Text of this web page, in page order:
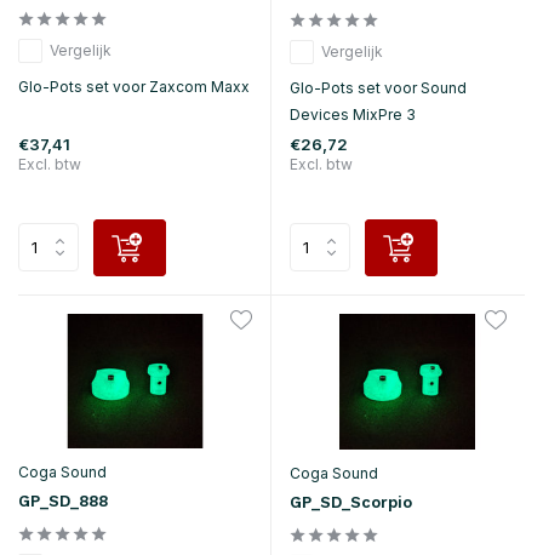
Vergelijk
Glo-Pots set voor Zaxcom Maxx
€37,41
Excl. btw
Vergelijk
Glo-Pots set voor Sound
Devices MixPre 3
€26,72
Excl. btw
Coga Sound
GP_SD_888
Coga Sound
GP_SD_Scorpio